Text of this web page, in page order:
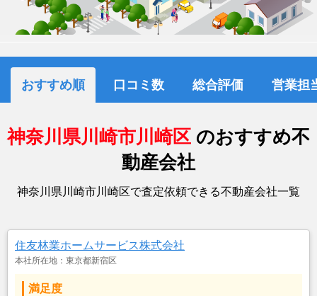
おすすめ順 口コミ数 総合評価 営業担
神奈川県川崎市川崎区 のおすすめ不
動産会社
神奈川県川崎市川崎区で査定依頼できる不動産会社一覧
住友林業ホームサービス株式会社
本社所在地：東京都新宿区
満足度